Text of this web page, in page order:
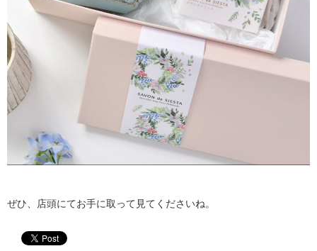
ぜひ、店頭にてお手に取って見てくださいね。